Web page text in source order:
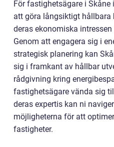
För fastighetsägare i
att göra långsiktigt hållbara
deras ekonomiska
Genom att engagera sig i
strategisk planering kan
sig i framkant av hållbar
rådgivning kring
fastighetsägare vända sig
deras expertis kan ni
möjligheterna för att
fastigheter.